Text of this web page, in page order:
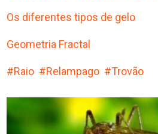
Os diferentes tipos de gelo
Geometria Fractal
Raio Relampago Trovão